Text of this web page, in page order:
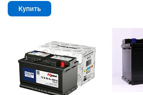
Купить